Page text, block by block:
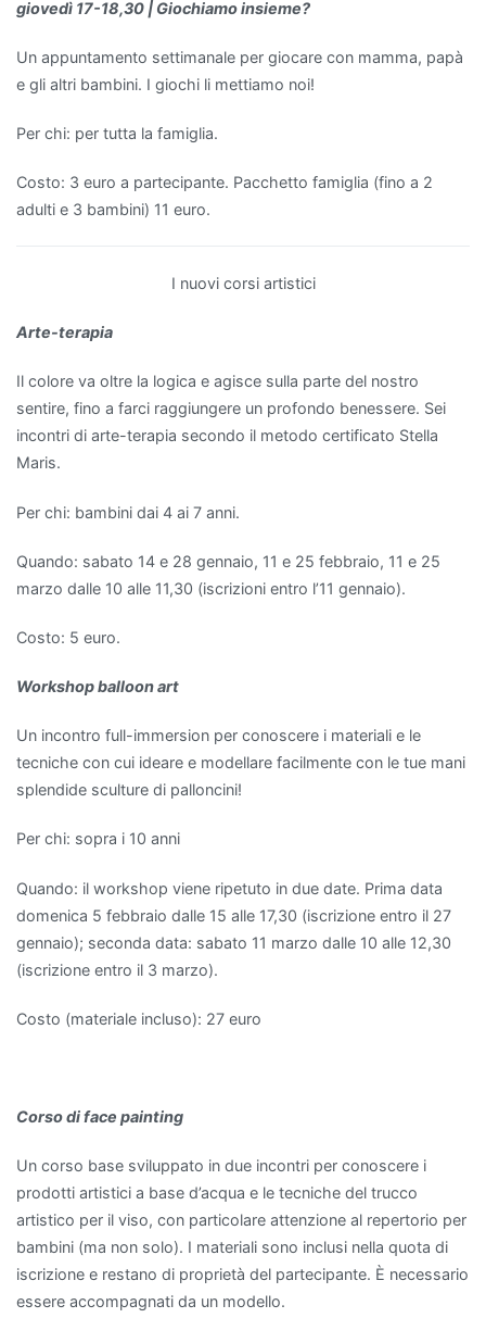
giovedì 17-18,30 | Giochiamo insieme?
Un appuntamento settimanale per giocare con mamma, papà
e gli altri bambini. I giochi li mettiamo noi!
Per chi: per tutta la famiglia.
Costo: 3 euro a partecipante. Pacchetto famiglia (fino a 2
adulti e 3 bambini) 11 euro.
I nuovi corsi artistici
Arte-terapia
Il colore va oltre la logica e agisce sulla parte del nostro
sentire, fino a farci raggiungere un profondo benessere. Sei
incontri di arte-terapia secondo il metodo certificato Stella
Maris.
Per chi: bambini dai 4 ai 7 anni.
Quando: sabato 14 e 28 gennaio, 11 e 25 febbraio, 11 e 25
marzo dalle 10 alle 11,30 (iscrizioni entro l’11 gennaio).
Costo: 5 euro.
Workshop balloon art
Un incontro full-immersion per conoscere i materiali e le
tecniche con cui ideare e modellare facilmente con le tue mani
splendide sculture di palloncini!
Per chi: sopra i 10 anni
Quando: il workshop viene ripetuto in due date. Prima data
domenica 5 febbraio dalle 15 alle 17,30 (iscrizione entro il 27
gennaio); seconda data: sabato 11 marzo dalle 10 alle 12,30
(iscrizione entro il 3 marzo).
Costo (materiale incluso): 27 euro
Corso di face painting
Un corso base sviluppato in due incontri per conoscere i
prodotti artistici a base d’acqua e le tecniche del trucco
artistico per il viso, con particolare attenzione al repertorio per
bambini (ma non solo). I materiali sono inclusi nella quota di
iscrizione e restano di proprietà del partecipante. È necessario
essere accompagnati da un modello.